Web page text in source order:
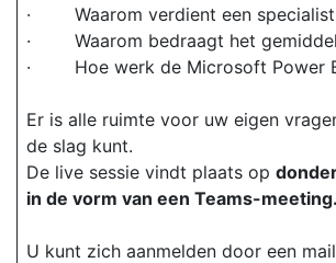
· Waarom verdient een specialist
· Waarom bedraagt het
· Hoe werk de Microsoft Power
Er is alle ruimte voor uw eigen
de slag kunt.
De live sessie vindt plaats op
in de vorm van een Teams-meeting.
U kunt zich aanmelden door een